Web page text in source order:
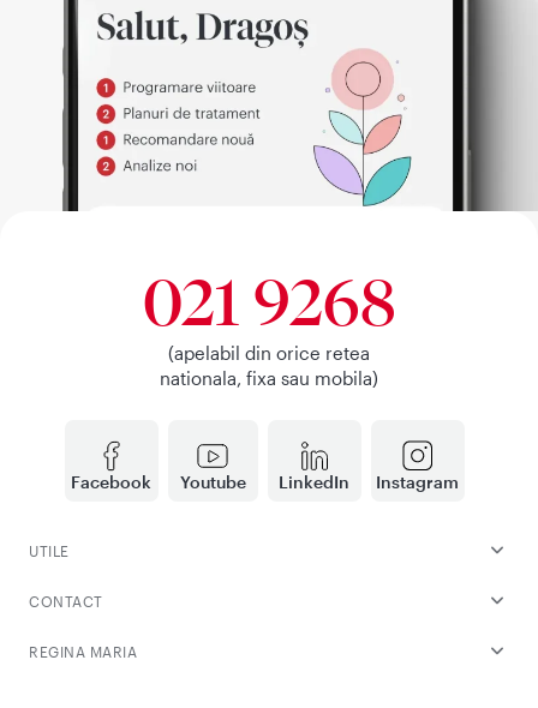
Facebook Youtube LinkedIn Instagram
021 9268
(apelabil din orice retea
nationala, fixa sau mobila)
UTILE
CONTACT
REGINA MARIA